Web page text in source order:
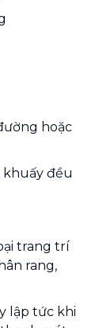
hoặc
khuấy đều
trang trí
rang,
lập tức khi